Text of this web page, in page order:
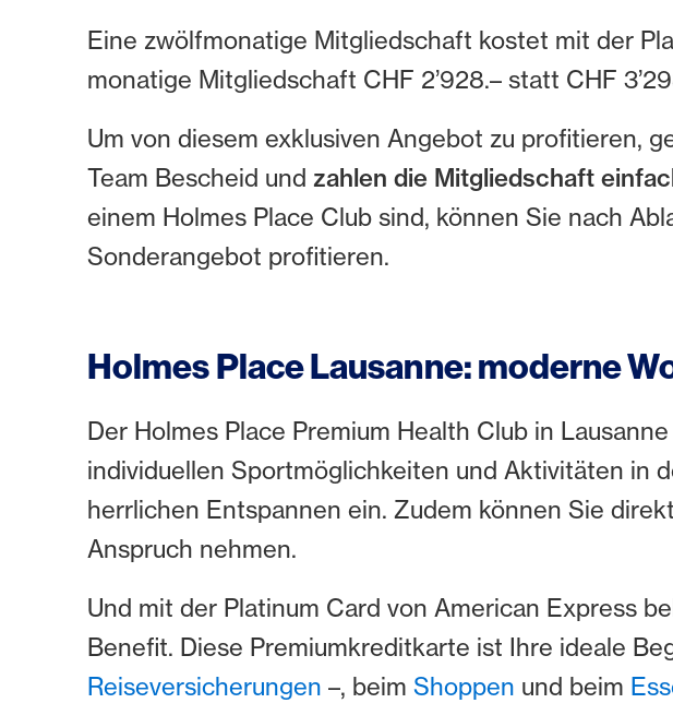
Eine zwölfmonatige Mitgliedschaft kostet mit der
monatige Mitgliedschaft CHF 2’928.– statt CHF
Um von diesem exklusiven Angebot zu profitieren,
Team Bescheid und zahlen die Mitgliedschaft
einem Holmes Place Club sind, können Sie nach
Sonderangebot profitieren.
Holmes Place Lausanne: moderne
Der Holmes Place Premium Health Club in
individuellen Sportmöglichkeiten und Aktivitäten in
herrlichen Entspannen ein. Zudem können Sie
Anspruch nehmen.
Und mit der Platinum Card von American Express
Benefit. Diese Premiumkreditkarte ist Ihre ideale
Reiseversicherungen –, beim Shoppen und beim